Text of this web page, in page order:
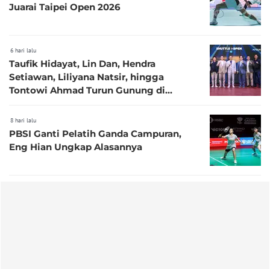
Juarai Taipei Open 2026
6 hari lalu
Taufik Hidayat, Lin Dan, Hendra
Setiawan, Liliyana Natsir, hingga
Tontowi Ahmad Turun Gunung di
8 hari lalu
PBSI Ganti Pelatih Ganda Campuran,
Eng Hian Ungkap Alasannya